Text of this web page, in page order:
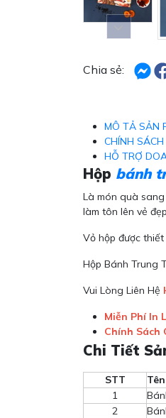
Chia sẻ:
MÔ TẢ SẢN
CHÍNH
HỖ TRỢ
Hộp bánh
Là món quà
làm tôn lên vẻ
Vỏ hộp được
Hộp Bánh Trung
Vui Lòng Liên Hệ
Miễn Phí In
Chính Sách
Chi Tiết
STT
1
2